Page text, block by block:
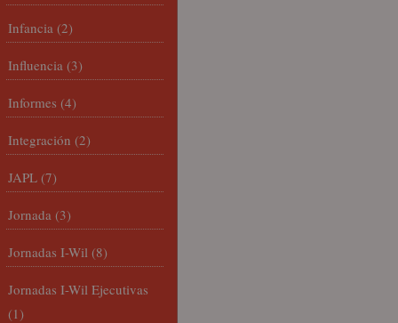
Infancia (2)
Influencia (3)
Informes (4)
Integración (2)
JAPL (7)
Jornada (3)
Jornadas I-Wil (8)
Jornadas I-Wil Ejecutivas
(1)